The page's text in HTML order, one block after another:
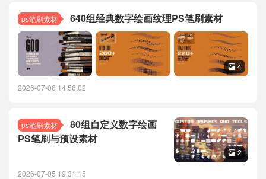
ps笔刷素材 640组经典数字绘画纹理PS笔刷素材
 4
2026-07-06 14:56:02
ps笔刷素材
80组自定义数字绘画
PS笔刷与预设素材
 2
2026-07-05 19:31:15